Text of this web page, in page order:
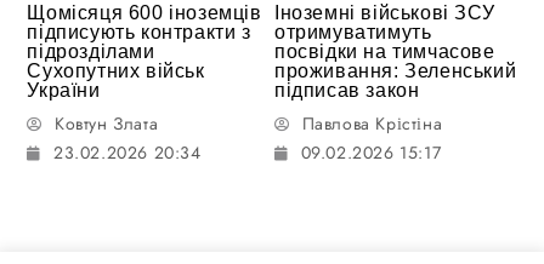
Щомісяця 600 іноземців
підписують контракти з
підрозділами
Сухопутних військ
України
Ковтун Злата
23.02.2026 20:34
Іноземні військові ЗСУ
отримуватимуть
посвідки на тимчасове
проживання: Зеленський
підписав закон
Павлова Крістіна
09.02.2026 15:17